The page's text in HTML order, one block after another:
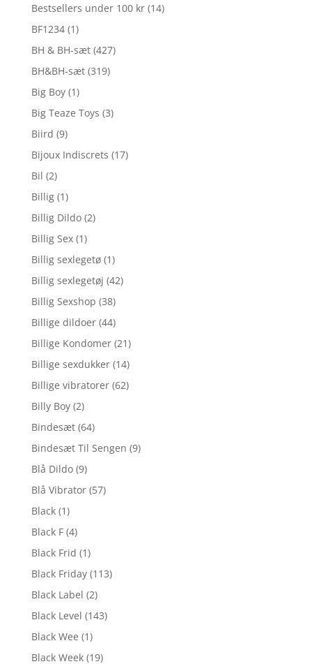
Bestsellers under 100 kr (14)
BF1234 (1)
BH & BH-sæt (427)
BH&BH-sæt (319)
Big Boy (1)
Big Teaze Toys (3)
Biird (9)
Bijoux Indiscrets (17)
Bil (2)
Billig (1)
Billig Dildo (2)
Billig Sex (1)
Billig sexlegetø (1)
Billig sexlegetøj (42)
Billig Sexshop (38)
Billige dildoer (44)
Billige Kondomer (21)
Billige sexdukker (14)
Billige vibratorer (62)
Billy Boy (2)
Bindesæt (64)
Bindesæt Til Sengen (9)
Blå Dildo (9)
Blå Vibrator (57)
Black (1)
Black F (4)
Black Frid (1)
Black Friday (113)
Black Label (2)
Black Level (143)
Black Wee (1)
Black Week (19)